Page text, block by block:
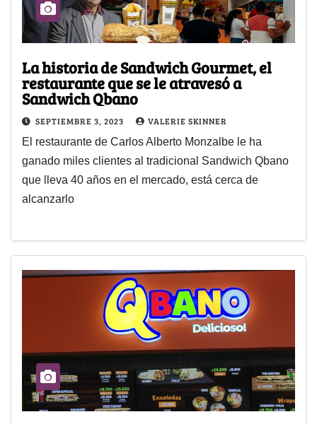
La historia de Sandwich Gourmet, el
restaurante que se le atravesó a
Sandwich Qbano
SEPTIEMBRE 3, 2023 VALERIE SKINNER
El restaurante de Carlos Alberto Monzalbe le ha
ganado miles clientes al tradicional Sandwich Qbano
que lleva 40 años en el mercado, está cerca de
alcanzarlo